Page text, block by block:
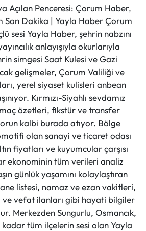
Açılan Penceresi: Çorum Haber,
Son Dakika | Yayla Haber Çorum
sesi Yayla Haber, şehrin nabzını
anlayışıyla okurlarıyla
simgesi Saat Kulesi ve Gazi
gelişmeler, Çorum Valiliği ve
yerel siyaset kulisleri anbean
Kırmızı-Siyahlı sevdamız
özetleri, fikstür ve transfer
kalbi burada atıyor. Bölge
olan sanayi ve ticaret odası
fiyatları ve kuyumcular çarşısı
ekonominin tüm verileri analiz
günlük yaşamını kolaylaştıran
listesi, namaz ve ezan vakitleri,
ve vefat ilanları gibi hayati bilgiler
Merkezden Sungurlu, Osmancık,
tüm ilçelerin sesi olan Yayla